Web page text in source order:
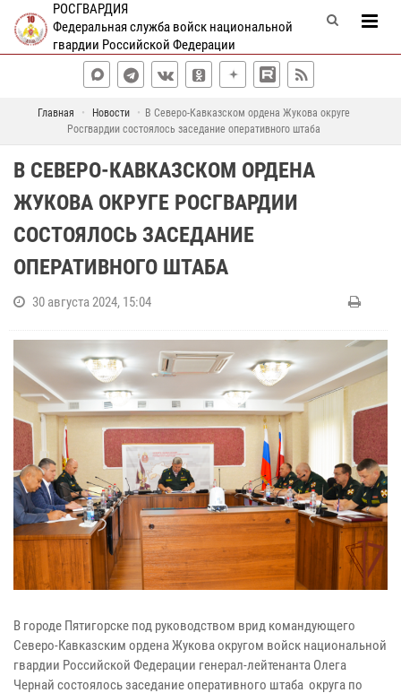
РОСГВАРДИЯ
Федеральная служба войск национальной
гвардии Российской Федерации
Главная Новости
В Северо-Кавказском ордена Жукова округе
Росгвардии состоялось заседание оперативного штаба
В СЕВЕРО-КАВКАЗСКОМ ОРДЕНА
ЖУКОВА ОКРУГЕ РОСГВАРДИИ
СОСТОЯЛОСЬ ЗАСЕДАНИЕ
ОПЕРАТИВНОГО ШТАБА
30 августа 2024, 15:04
В городе Пятигорске под руководством врид командующего
Северо-Кавказским ордена Жукова округом войск национальной
гвардии Российской Федерации генерал-лейтенанта Олега
Чернай состоялось заседание оперативного штаба округа по